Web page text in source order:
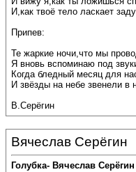
И,как твоё тело ласкает
Припев:
Те жаркие ночи,что мы
Я вновь вспоминаю под
Когда бледный месяц для
И звёзды на небе звенели в
В.Серёгин
Вячеслав Серёгин
Голубка- Вячеслав Серёгин